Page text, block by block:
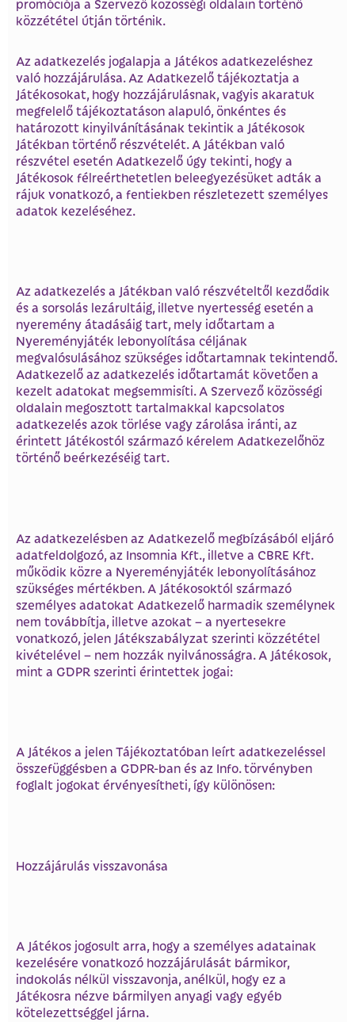
promóciója a Szervező közösségi oldalain történő
közzététel útján történik.
Az adatkezelés jogalapja a Játékos adatkezeléshez
való hozzájárulása. Az Adatkezelő tájékoztatja a
Játékosokat, hogy hozzájárulásnak, vagyis akaratuk
megfelelő tájékoztatáson alapuló, önkéntes és
határozott kinyilvánításának tekintik a Játékosok
Játékban történő részvételét. A Játékban való
részvétel esetén Adatkezelő úgy tekinti, hogy a
Játékosok félreérthetetlen beleegyezésüket adták a
rájuk vonatkozó, a fentiekben részletezett személyes
adatok kezeléséhez.
Az adatkezelés a Játékban való részvételtől kezdődik
és a sorsolás lezárultáig, illetve nyertesség esetén a
nyeremény átadásáig tart, mely időtartam a
Nyereményjáték lebonyolítása céljának
megvalósulásához szükséges időtartamnak tekintendő.
Adatkezelő az adatkezelés időtartamát követően a
kezelt adatokat megsemmisíti. A Szervező közösségi
oldalain megosztott tartalmakkal kapcsolatos
adatkezelés azok törlése vagy zárolása iránti, az
érintett Játékostól származó kérelem Adatkezelőhöz
történő beérkezéséig tart.
Az adatkezelésben az Adatkezelő megbízásából eljáró
adatfeldolgozó, az Insomnia Kft., illetve a CBRE Kft.
működik közre a Nyereményjáték lebonyolításához
szükséges mértékben. A Játékosoktól származó
személyes adatokat Adatkezelő harmadik személynek
nem továbbítja, illetve azokat – a nyertesekre
vonatkozó, jelen Játékszabályzat szerinti közzététel
kivételével – nem hozzák nyilvánosságra. A Játékosok,
mint a GDPR szerinti érintettek jogai:
A Játékos a jelen Tájékoztatóban leírt adatkezeléssel
összefüggésben a GDPR-ban és az Info. törvényben
foglalt jogokat érvényesítheti, így különösen:
Hozzájárulás visszavonása
A Játékos jogosult arra, hogy a személyes adatainak
kezelésére vonatkozó hozzájárulását bármikor,
indokolás nélkül visszavonja, anélkül, hogy ez a
Játékosra nézve bármilyen anyagi vagy egyéb
kötelezettséggel járna.